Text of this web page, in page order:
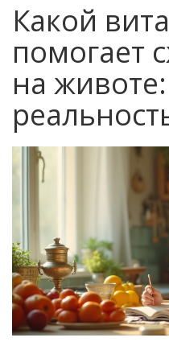
Какой
помогает
на